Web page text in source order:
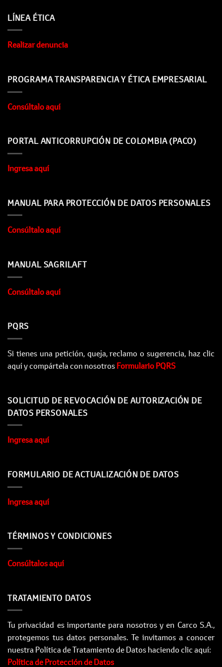
LÍNEA ÉTICA
Realizar denuncia
PROGRAMA TRANSPARENCIA Y ÉTICA EMPRESARIAL
Consúltalo aquí
PORTAL ANTICORRUPCIÓN DE COLOMBIA (PACO)
Ingresa aquí
MANUAL PARA PROTECCIÓN DE DATOS PERSONALES
Consúltalo aquí
MANUAL SAGRILAFT
Consúltalo aquí
PQRS
Si tienes una petición, queja, reclamo o sugerencia, haz clic
aquí y compártela con nosotros Formulario PQRS
SOLICITUD DE REVOCACIÓN DE AUTORIZACIÓN DE
DATOS PERSONALES
Ingresa aquí
FORMULARIO DE ACTUALIZACIÓN DE DATOS
Ingresa aquí
TÉRMINOS Y CONDICIONES
Consúltalos aquí
TRATAMIENTO DATOS
Tu privacidad es importante para nosotros y en Carco S.A.,
protegemos tus datos personales. Te invitamos a conocer
nuestra Política de Tratamiento de Datos haciendo clic aquí:
Política de Protección de Datos